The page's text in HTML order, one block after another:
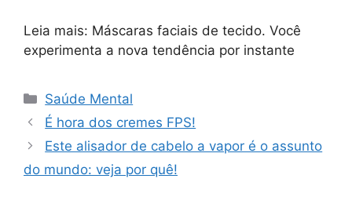
Leia mais: Máscaras faciais de tecido. Você
experimenta a nova tendência por instante
Categorias
Saúde Mental
É hora dos cremes FPS!
Este alisador de cabelo a vapor é o assunto
do mundo: veja por quê!